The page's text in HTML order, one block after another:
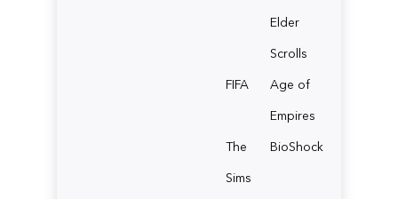
Elder
Scrolls
FIFA
Age of
Empires
The
Sims
BioShock